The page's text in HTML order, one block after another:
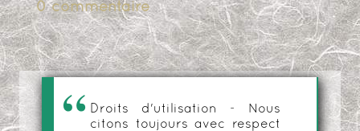
0 commentaire
Droits d'utilisation - Nous
citons toujours avec respect